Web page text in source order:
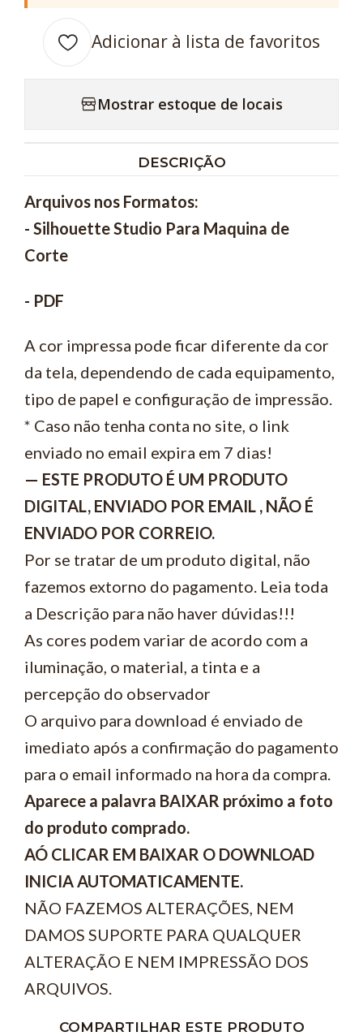
Adicionar à lista de favoritos
Mostrar estoque de locais
DESCRIÇÃO
Arquivos nos Formatos:
- Silhouette Studio Para Maquina de
Corte
- PDF
A cor impressa pode ficar diferente da cor
da tela, dependendo de cada equipamento,
tipo de papel e configuração de impressão.
* Caso não tenha conta no site, o link
enviado no email expira em 7 dias!
— ESTE PRODUTO É UM PRODUTO
DIGITAL, ENVIADO POR EMAIL , NÃO É
ENVIADO POR CORREIO.
Por se tratar de um produto digital, não
fazemos extorno do pagamento. Leia toda
a Descrição para não haver dúvidas!!!
As cores podem variar de acordo com a
iluminação, o material, a tinta e a
percepção do observador
O arquivo para download é enviado de
imediato após a confirmação do pagamento
para o email informado na hora da compra.
Aparece a palavra BAIXAR próximo a foto
do produto comprado.
AÓ CLICAR EM BAIXAR O DOWNLOAD
INICIA AUTOMATICAMENTE.
NÃO FAZEMOS ALTERAÇÕES, NEM
DAMOS SUPORTE PARA QUALQUER
ALTERAÇÃO E NEM IMPRESSÃO DOS
ARQUIVOS.
COMPARTILHAR ESTE PRODUTO